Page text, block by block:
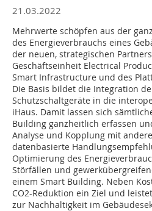
21.03.2022
Mehrwerte schöpfen aus der
des Energieverbrauchs eines
der neuen, strategischen
Geschäftseinheit Electrical
Smart Infrastructure und des
Die Basis bildet die Integration
Schutzschaltgeräte in die
iHaus. Damit lassen sich
Building ganzheitlich erfassen
Analyse und Kopplung mit
datenbasierte
Optimierung des
Störfällen und
einem Smart Building. Neben
CO2-Reduktion ein Ziel und
zur Nachhaltigkeit im